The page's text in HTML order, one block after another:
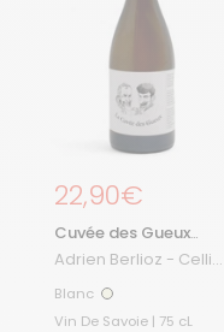
Prix régulier
22,90€
Cuvée des Gueux
2024
Adrien Berlioz - Cellier
Blanc Blanc
Vin De Savoie | 75 cL